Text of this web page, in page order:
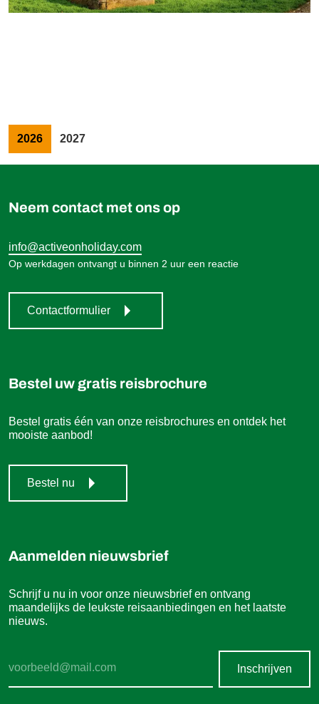
vanaf
2026
2027
Neem contact met ons op
info@activeonholiday.com
Op werkdagen ontvangt u binnen 2 uur een reactie
Contactformulier
Bestel uw gratis reisbrochure
Bestel gratis één van onze reisbrochures en ontdek het
mooiste aanbod!
Bestel nu
Aanmelden nieuwsbrief
Schrijf u nu in voor onze nieuwsbrief en ontvang
maandelijks de leukste reisaanbiedingen en het laatste
nieuws.
Inschrijven